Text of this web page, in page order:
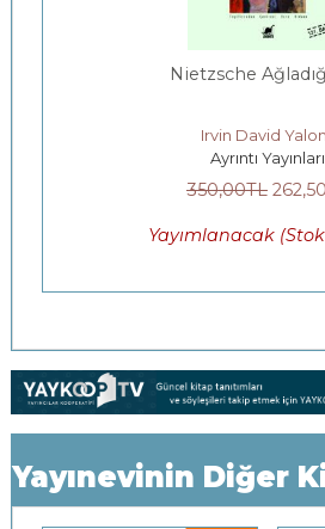
Nietzsche
Irvin David
Ayrıntı Yayınları
350,00TL 262,50
Yayımlanacak
Yayınevinin Diğer